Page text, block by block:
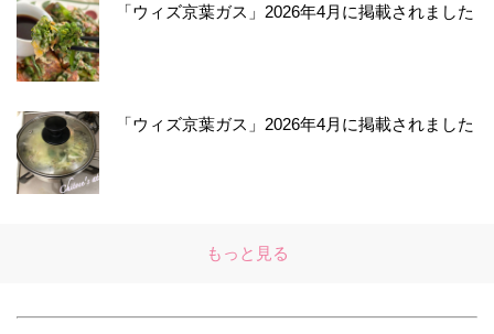
「ウィズ京葉ガス」2026年4月に掲載されました
「ウィズ京葉ガス」2026年4月に掲載されました
もっと見る